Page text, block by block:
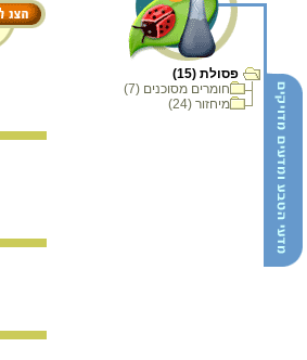
פסולת (15)
חומרים מסוכנים (7)
מיחזור (24)